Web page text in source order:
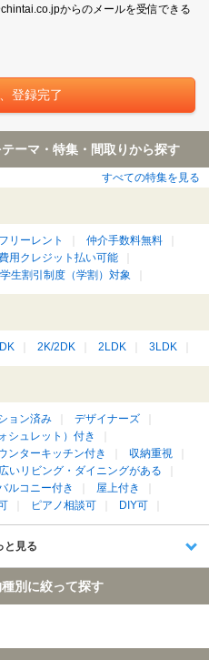
からのメールを受信できる
ーマ・特集・間取りから探す
すべての特集を見る
フリーレント
仲介手数料無料
用クレジット払い可能
学生割引制度（学割）対象
2K/2DK 2LDK 3LDK
ョン済み
デザイナーズ
シュレット）付き
ンターキッチン付き
収納重視
広いリビング・ダイニングがある
ルコニー付き
屋上付き
ピアノ相談可 DIY可
と見る
別に絞って探す